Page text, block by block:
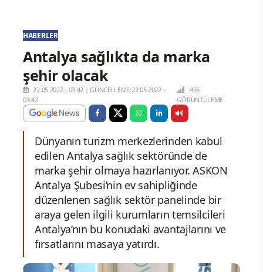
HABERLER
Antalya sağlıkta da marka
şehir olacak
22.05.2022 - 03:42 |GÜNCELLEME:22.05.2022 -
03:42
455
GÖRÜNTÜLEME
Dünyanın turizm merkezlerinden kabul
edilen Antalya sağlık sektöründe de
marka şehir olmaya hazırlanıyor. ASKON
Antalya Şubesi’nin ev sahipliğinde
düzenlenen sağlık sektör panelinde bir
araya gelen ilgili kurumların temsilcileri
Antalya’nın bu konudaki avantajlarını ve
fırsatlarını masaya yatırdı.